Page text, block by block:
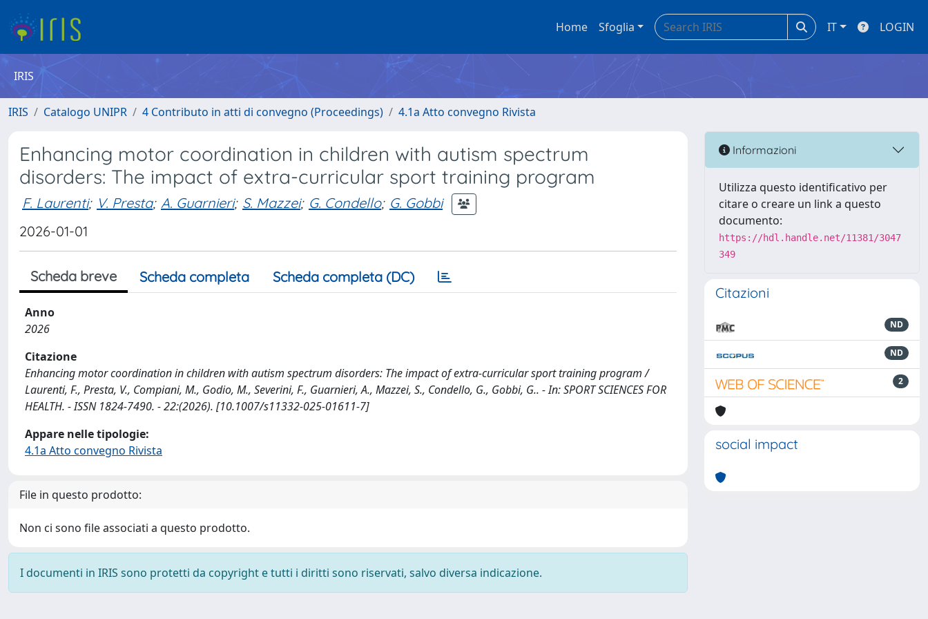
Home Sfoglia IT LOGIN
IRIS
IRIS Catalogo UNIPR 4 Contributo in atti di convegno (Proceedings) 4.1a Atto convegno Rivista
Enhancing motor coordination in children with autism spectrum
disorders: The impact of extra-curricular sport training program
F. Laurenti; V. Presta; A. Guarnieri; S. Mazzei; G. Condello; G. Gobbi
2026-01-01
Scheda breve Scheda completa Scheda completa (DC)
Anno
2026
Citazione
Enhancing motor coordination in children with autism spectrum disorders: The impact of extra-curricular sport training program /
Laurenti, F., Presta, V., Compiani, M., Godio, M., Severini, F., Guarnieri, A., Mazzei, S., Condello, G., Gobbi, G.. - In: SPORT SCIENCES FOR
HEALTH. - ISSN 1824-7490. - 22:(2026). [10.1007/s11332-025-01611-7]
Appare nelle tipologie:
4.1a Atto convegno Rivista
File in questo prodotto:
Non ci sono file associati a questo prodotto.
I documenti in IRIS sono protetti da copyright e tutti i diritti sono riservati, salvo diversa indicazione.
Informazioni
Utilizza questo identificativo per
citare o creare un link a questo
documento:
https://hdl.handle.net/11381/3047
349
Citazioni
ND
ND
2
social impact